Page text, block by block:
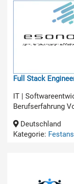
Full Stack
IT |
Berufserfahrung
Deutschland
Kategorie: